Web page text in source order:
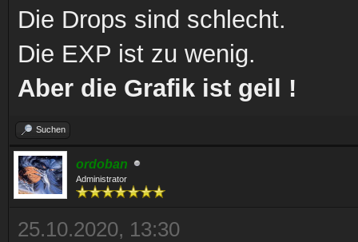
Die Drops sind schlecht.
Die EXP ist zu wenig.
Aber die Grafik ist geil !
Suchen
ordoban
Administrator
25.10.2020, 13:30